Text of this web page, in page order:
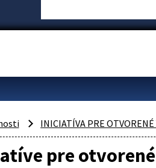
INICIATÍVA PRE
pre